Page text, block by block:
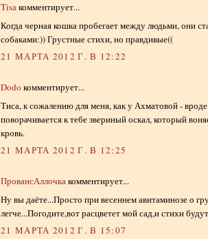
Tisaкомментирует...
Когда черная кошка пробегает между людьми, они
собаками:)) Грустные стихи, но правдивые((
21 МАРТА 2012 Г. В 12:22
Dodo комментирует...
Тиса, к сожалению для меня, как у Ахматовой -
поворачивается к тебе звериный оскал, который
кровь.
21 МАРТА 2012 Г. В 12:25
ПровансАллочкакомментирует...
Ну вы даёте...Просто при весеннем авитаминозе о
легче...Погодите,вот расцветет мой сад,и стихи
21 МАРТА 2012 Г. В 15:07